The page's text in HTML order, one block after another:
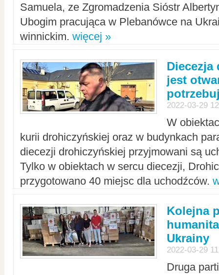
Samuela, ze Zgromadzenia Sióstr
Ubogim pracująca w Plebanówce na
winnickim. więcej »
Diecezja
jest
2022-03-29
W
kurii drohiczyńskiej oraz w budynkach
diecezji drohiczyńskiej przyjmowani są
Tylko w obiektach w sercu diecezji,
przygotowano 40 miejsc dla uchodźców.
Kolejna
Ukrainy
2022-03-29
Druga